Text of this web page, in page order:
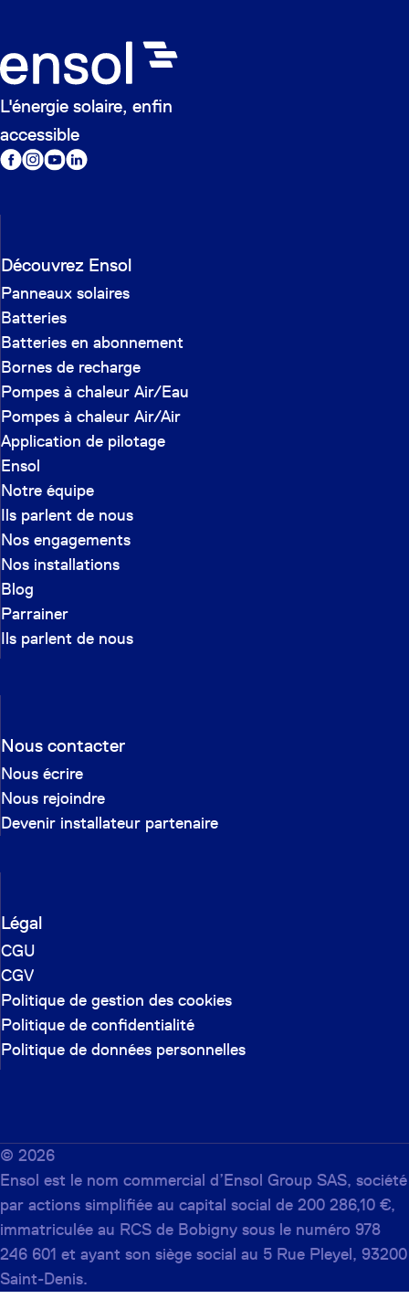
L'énergie solaire, enfin
accessible
Découvrez Ensol
Panneaux solaires
Batteries
Batteries en abonnement
Bornes de recharge
Pompes à chaleur Air/Eau
Pompes à chaleur Air/Air
Application de pilotage
Ensol
Notre équipe
Ils parlent de nous
Nos engagements
Nos installations
Blog
Parrainer
Ils parlent de nous
Nous contacter
Nous écrire
Nous rejoindre
Devenir installateur partenaire
Légal
CGU
CGV
Politique de gestion des cookies
Politique de confidentialité
Politique de données personnelles
© 2026
Ensol est le nom commercial d’Ensol Group SAS, société
par actions simplifiée au capital social de 200 286,10 €,
immatriculée au RCS de Bobigny sous le numéro 978
246 601 et ayant son siège social au 5 Rue Pleyel, 93200
Saint-Denis.